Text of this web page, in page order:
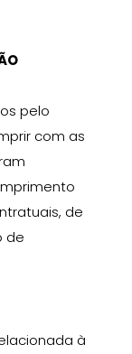
pelo
com as
de
de
à